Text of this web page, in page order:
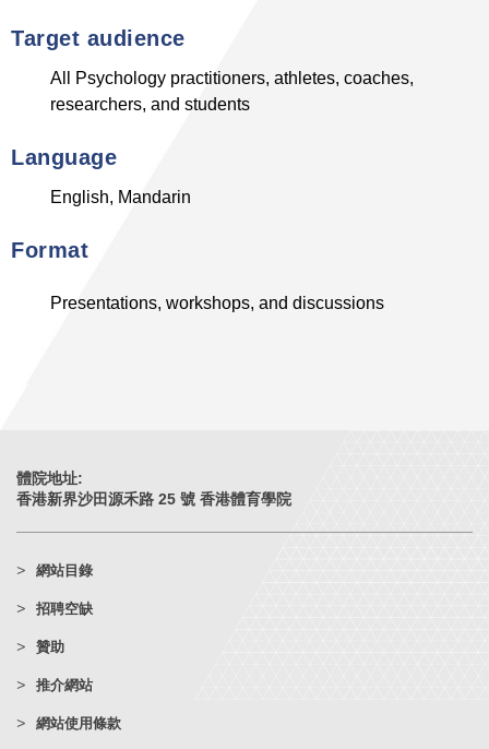
Target audience
All Psychology practitioners, athletes, coaches,
researchers, and students
Language
English, Mandarin
Format
Presentations, workshops, and discussions
體院地址:
香港新界沙田源禾路 25 號 香港體育學院
網站目錄
招聘空缺
贊助
推介網站
網站使用條款